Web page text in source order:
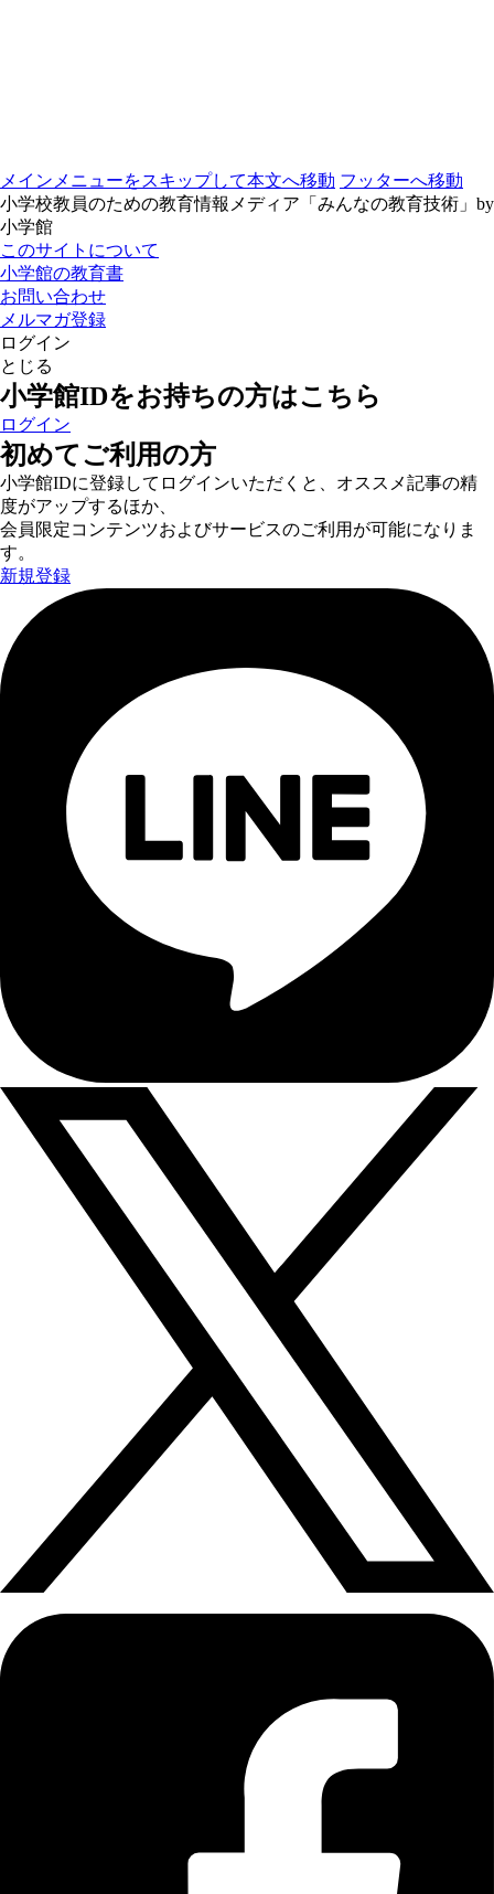
メインメニューをスキップして本文へ移動 フッターへ移動
小学校教員のための教育情報メディア「みんなの教育技術」by
小学館
このサイトについて
小学館の教育書
お問い合わせ
メルマガ登録
ログイン
とじる
小学館IDをお持ちの方はこちら
ログイン
初めてご利用の方
小学館IDに登録してログインいただくと、オススメ記事の精
度がアップするほか、
会員限定コンテンツおよびサービスのご利用が可能になりま
す。
新規登録